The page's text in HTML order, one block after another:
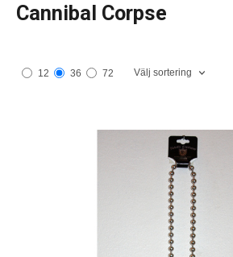
Cannibal Corpse
12 36 72 Välj sortering